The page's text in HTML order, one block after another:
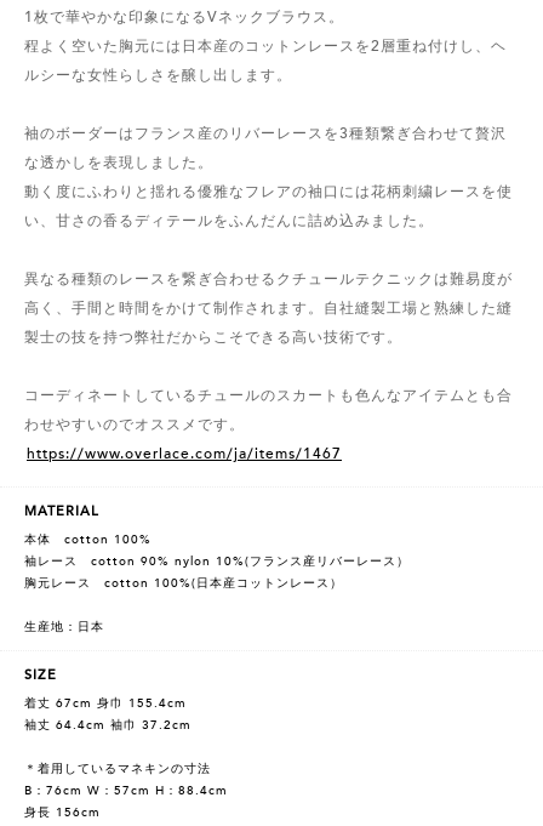
1枚で華やかな印象になるVネックブラウス。
程よく空いた胸元には日本産のコットンレースを2層重ね付けし、ヘ
ルシーな女性らしさを醸し出します。
袖のボーダーはフランス産のリバーレースを3種類繋ぎ合わせて贅沢
な透かしを表現しました。
動く度にふわりと揺れる優雅なフレアの袖口には花柄刺繍レースを使
い、甘さの香るディテールをふんだんに詰め込みました。
異なる種類のレースを繋ぎ合わせるクチュールテクニックは難易度が
高く、手間と時間をかけて制作されます。自社縫製工場と熟練した縫
製士の技を持つ弊社だからこそできる高い技術です。
コーディネートしているチュールのスカートも色んなアイテムとも合
わせやすいのでオススメです。
https://www.overlace.com/ja/items/1467
MATERIAL
本体 cotton 100%
袖レース cotton 90% nylon 10%(フランス産リバーレース）
胸元レース cotton 100%(日本産コットンレース）
生産地：日本
SIZE
着丈 67cm 身巾 155.4cm
袖丈 64.4cm 袖巾 37.2cm
＊着用しているマネキンの寸法
B：76cm W：57cm H：88.4cm
身長 156cm